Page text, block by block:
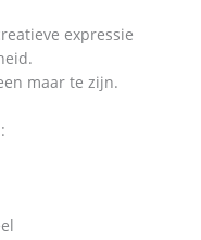
expressie
maar te zijn.